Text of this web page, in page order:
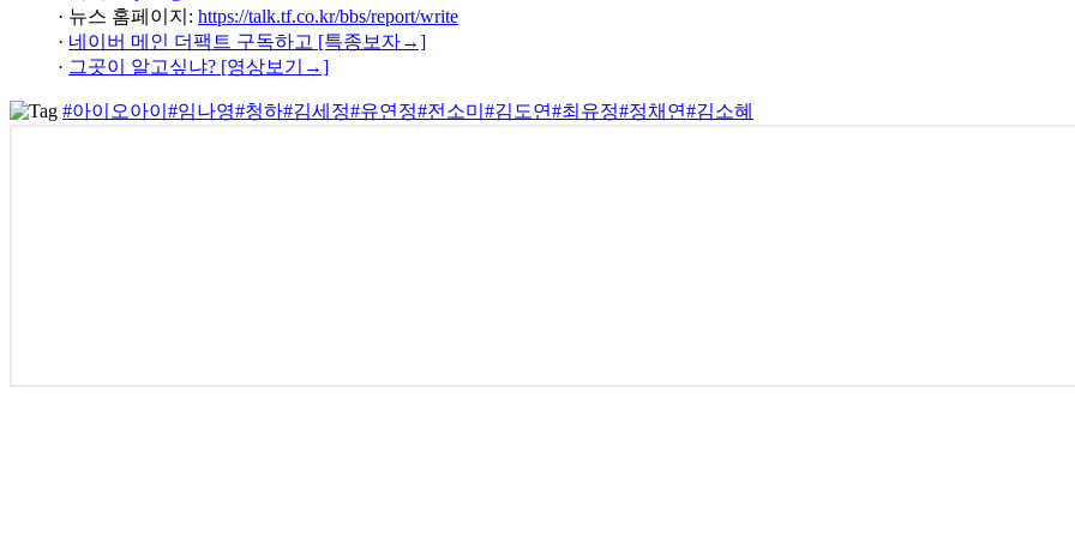
· 뉴스 홈페이지: https://talk.tf.co.kr/bbs/report/write
· 네이버 메인 더팩트 구독하고 [특종보자→]
· 그곳이 알고싶냐? [영상보기→]
#아이오아이 #임나영#청하#김세정#유연정#전소미 #김도연#최유정#정채연#김소혜